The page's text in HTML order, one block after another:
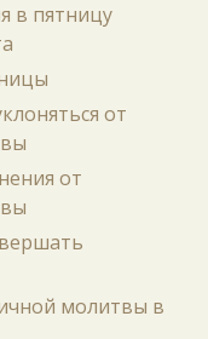
в пятницу
от
от
молитвы в